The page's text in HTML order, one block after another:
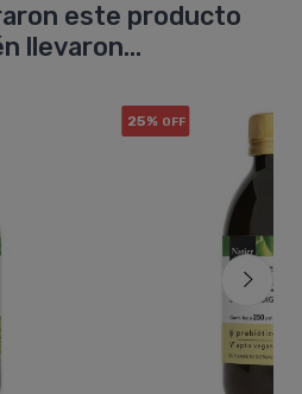
este producto
llevaron...
25% OFF